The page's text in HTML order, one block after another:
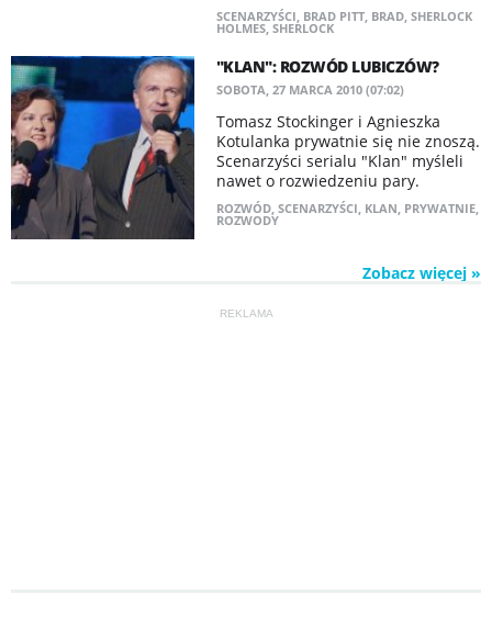
SCENARZYŚCI, BRAD PITT, BRAD, SHERLOCK
HOLMES, SHERLOCK
"KLAN": ROZWÓD LUBICZÓW?
SOBOTA, 27 MARCA 2010 (07:02)
Tomasz Stockinger i Agnieszka
Kotulanka prywatnie się nie znoszą.
Scenarzyści serialu "Klan" myśleli
nawet o rozwiedzeniu pary.
ROZWÓD, SCENARZYŚCI, KLAN, PRYWATNIE,
ROZWODY
Zobacz więcej »
REKLAMA